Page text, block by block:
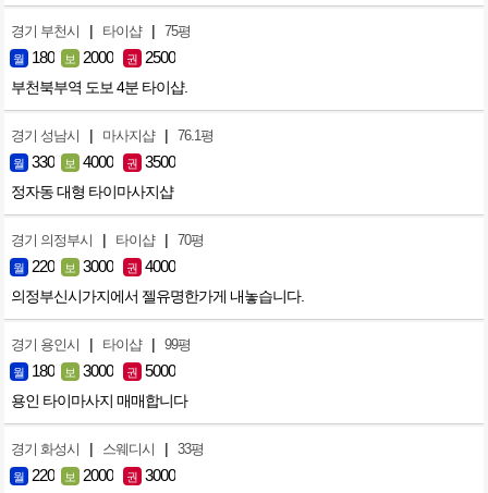
경기 부천시 | 타이샵 | 75평
월 180 보 2000 권 2500
부천북부역 도보 4분 타이샵.
경기 성남시 | 마사지샵 | 76.1평
월 330 보 4000 권 3500
정자동 대형 타이마사지샵
경기 의정부시 | 타이샵 | 70평
월 220 보 3000 권 4000
의정부신시가지에서 젤유명한가게 내놓습니다.
경기 용인시 | 타이샵 | 99평
월 180 보 3000 권 5000
용인 타이마사지 매매합니다
경기 화성시 | 스웨디시 | 33평
월 220 보 2000 권 3000